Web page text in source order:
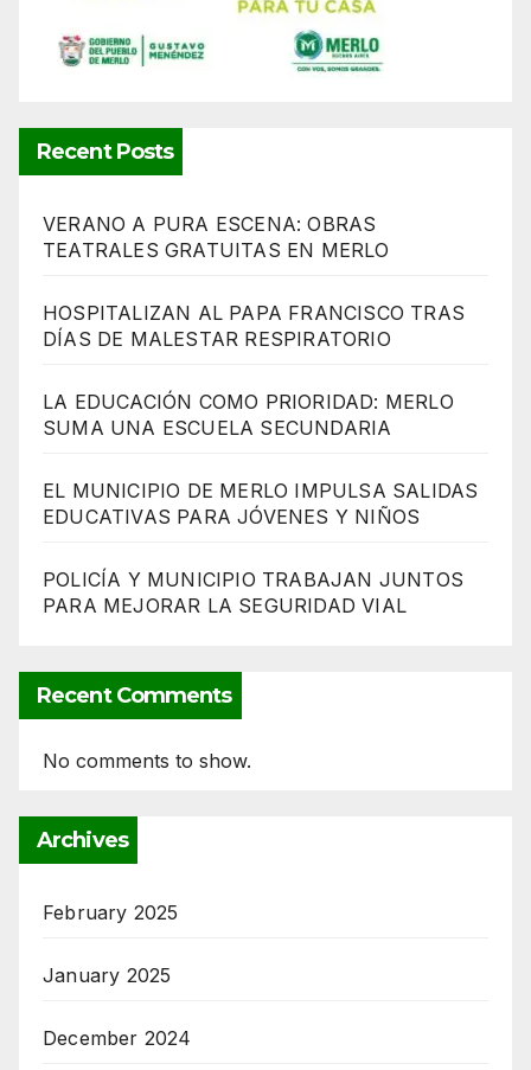
Recent Posts
VERANO A PURA ESCENA: OBRAS
TEATRALES GRATUITAS EN MERLO
HOSPITALIZAN AL PAPA FRANCISCO TRAS
DÍAS DE MALESTAR RESPIRATORIO
LA EDUCACIÓN COMO PRIORIDAD: MERLO
SUMA UNA ESCUELA SECUNDARIA
EL MUNICIPIO DE MERLO IMPULSA SALIDAS
EDUCATIVAS PARA JÓVENES Y NIÑOS
POLICÍA Y MUNICIPIO TRABAJAN JUNTOS
PARA MEJORAR LA SEGURIDAD VIAL
Recent Comments
No comments to show.
Archives
February 2025
January 2025
December 2024